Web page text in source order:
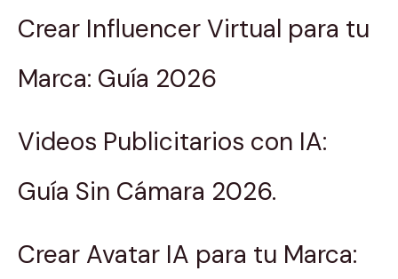
Crear Influencer Virtual para tu
Marca: Guía 2026
Videos Publicitarios con IA:
Guía Sin Cámara 2026.
Crear Avatar IA para tu Marca: